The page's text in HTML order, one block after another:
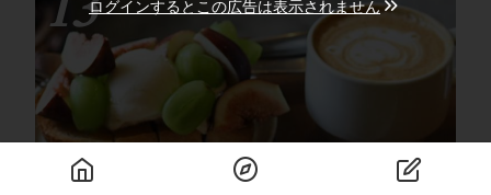
ログインするとこの広告は表示されません